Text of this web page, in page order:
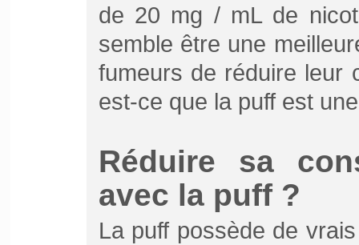
de 20 mg / mL de
semble être une
fumeurs de réduire leur
est-ce que la puff est
Réduire sa
avec la puff ?
La puff possède de